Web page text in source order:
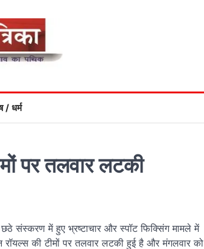
/ धर्म
पर तलवार लटकी
संस्करण में हुए भ्रष्टाचार और स्पॉट फिक्सिंग मामले में
की टीमों पर तलवार लटकी हुई है और मंगलवार को